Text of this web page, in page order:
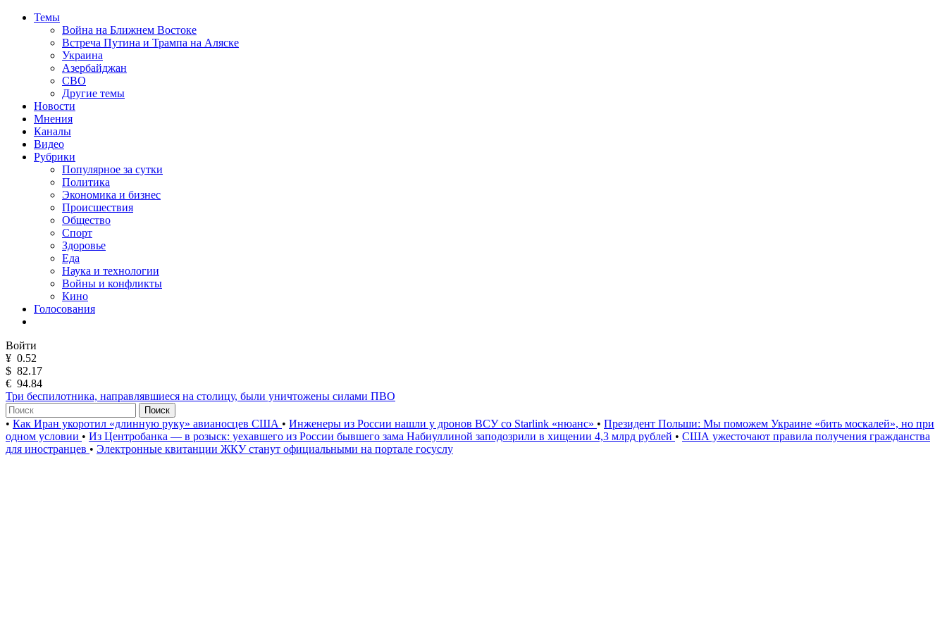
Темы
Война на Ближнем Востоке
Встреча Путина и Трампа на Аляске
Украина
Азербайджан
СВО
Другие темы
Новости
Мнения
Каналы
Видео
Рубрики
Популярное за сутки
Политика
Экономика и бизнес
Происшествия
Общество
Спорт
Здоровье
Еда
Наука и технологии
Войны и конфликты
Кино
Голосования
Войти
¥ 0.52
$ 82.17
€ 94.84
Три беспилотника, направлявшиеся на столицу, были уничтожены силами ПВО
Поиск
• Как Иран укоротил «длинную руку» авианосцев США • Инженеры из России нашли у дронов ВСУ со Starlink «нюанс» • Президент Польши: Мы поможем Украине «бить москалей», но при
одном условии • Из Центробанка — в розыск: уехавшего из России бывшего зама Набиуллиной заподозрили в хищении 4,3 млрд рублей • США ужесточают правила получения гражданства
для иностранцев • Электронные квитанции ЖКУ станут официальными на портале госуслу